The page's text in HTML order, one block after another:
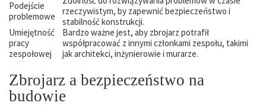
Podejście
problemowe
rzeczywistym, by zapewnić bezpieczeństwo i
stabilność konstrukcji.
Umiejętność
pracy
zespołowej
Bardzo ważne jest, aby zbrojarz potrafił
współpracować z innymi członkami zespołu, takimi
jak architekci, inżynierowie i murarze.
Zbrojarz a bezpieczeństwo na
budowie